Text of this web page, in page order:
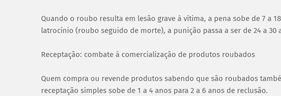
Quando o roubo resulta em lesão grave à vítima, a pena sobe de 7 a
latrocínio (roubo seguido de morte), a punição passa a ser de 24 a 30
Receptação: combate à comercialização de produtos roubados
Quem compra ou revende produtos sabendo que são roubados
receptação simples sobe de 1 a 4 anos para 2 a 6 anos de reclusão.